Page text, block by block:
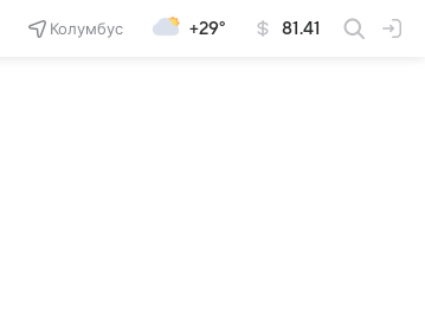
Колумбус +29° 81.41